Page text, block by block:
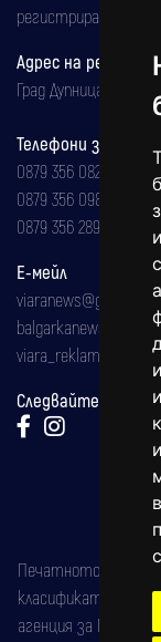
регистрирана на
Адрес на
Град Дупница,
Телефони за
0879 356 082
0879 356 098
0879 356 289
Е-мейл
viaranews@gmail.com
Следвайте ни:
Печатното издание
класификатор на
агенция за ISSN) под